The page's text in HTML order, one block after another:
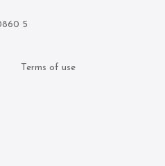
5
Terms of use